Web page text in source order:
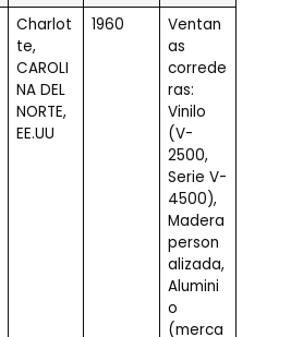
Charlot
te,
CAROLI
NA DEL
NORTE,
EE.UU
1960
Ventan
as
correde
ras:
Vinilo
(V-
2500,
Serie V-
4500),
Madera
person
alizada,
Alumini
o
(merca